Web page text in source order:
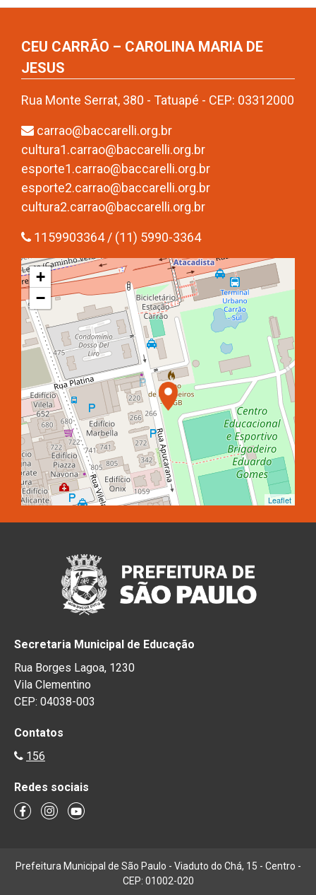
CEU CARRÃO – CAROLINA MARIA DE
JESUS
Rua Monte Serrat, 380 - Tatuapé - CEP: 03312000
carrao@baccarelli.org.br
cultura1.carrao@baccarelli.org.br
esporte1.carrao@baccarelli.org.br
esporte2.carrao@baccarelli.org.br
cultura2.carrao@baccarelli.org.br
1159903364 / (11) 5990-3364
+
−
Leaflet
Secretaria Municipal de Educação
Rua Borges Lagoa, 1230
Vila Clementino
CEP: 04038-003
Contatos
156
Redes sociais
Prefeitura Municipal de São Paulo - Viaduto do Chá, 15 - Centro -
CEP: 01002-020